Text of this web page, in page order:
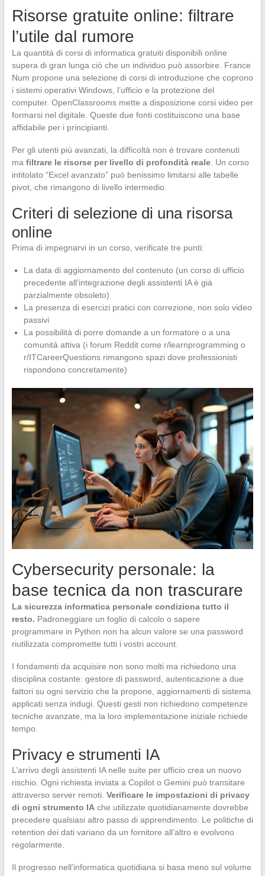
Risorse gratuite online: filtrare
l’utile dal rumore
La quantità di corsi di informatica gratuiti disponibili online
supera di gran lunga ciò che un individuo può assorbire. France
Num propone una selezione di corsi di introduzione che coprono
i sistemi operativi Windows, l’ufficio e la protezione del
computer. OpenClassrooms mette a disposizione corsi video per
formarsi nel digitale. Queste due fonti costituiscono una base
affidabile per i principianti.
Per gli utenti più avanzati, la difficoltà non è trovare contenuti
ma filtrare le risorse per livello di profondità reale. Un corso
intitolato “Excel avanzato” può benissimo limitarsi alle tabelle
pivot, che rimangono di livello intermedio.
Criteri di selezione di una risorsa
online
Prima di impegnarvi in un corso, verificate tre punti:
La data di aggiornamento del contenuto (un corso di ufficio
precedente all’integrazione degli assistenti IA è già
parzialmente obsoleto)
La presenza di esercizi pratici con correzione, non solo video
passivi
La possibilità di porre domande a un formatore o a una
comunità attiva (i forum Reddit come r/learnprogramming o
r/ITCareerQuestions rimangono spazi dove professionisti
rispondono concretamente)
Cybersecurity personale: la
base tecnica da non trascurare
La sicurezza informatica personale condiziona tutto il
resto. Padroneggiare un foglio di calcolo o sapere
programmare in Python non ha alcun valore se una password
riutilizzata compromette tutti i vostri account.
I fondamenti da acquisire non sono molti ma richiedono una
disciplina costante: gestore di password, autenticazione a due
fattori su ogni servizio che la propone, aggiornamenti di sistema
applicati senza indugi. Questi gesti non richiedono competenze
tecniche avanzate, ma la loro implementazione iniziale richiede
tempo.
Privacy e strumenti IA
L’arrivo degli assistenti IA nelle suite per ufficio crea un nuovo
rischio. Ogni richiesta inviata a Copilot o Gemini può transitare
attraverso server remoti. Verificare le impostazioni di privacy
di ogni strumento IAche utilizzate quotidianamente dovrebbe
precedere qualsiasi altro passo di apprendimento. Le politiche di
retention dei dati variano da un fornitore all’altro e evolvono
regolarmente.
Il progresso nell’informatica quotidiana si basa meno sul volume